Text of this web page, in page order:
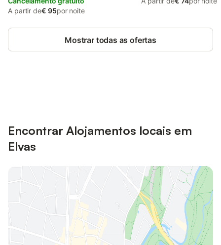
A partir de€ 95por noite
Mostrar todas as ofertas
Encontrar Alojamentos locais em
Elvas